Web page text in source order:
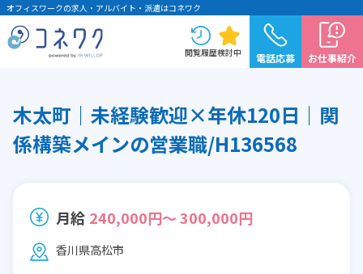
オフィスワークの求人・アルバイト・派遣はコネワク
閲覧履歴検討中 電話応募 お仕事紹介
木太町｜未経験歓迎×年休120日｜関
係構築メインの営業職/H136568
月給 240,000円～ 300,000円
香川県高松市